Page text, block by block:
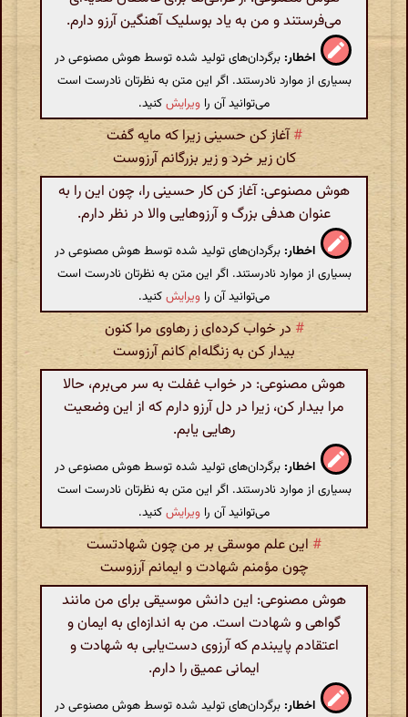
می‌فرستند و من به یاد بوسلیک آهنگین آرزو دارم.
اخطار: برگردان‌های تولید شده توسط هوش مصنوعی در
بسیاری از موارد نادرستند. اگر این متن به نظرتان نادرست است
می‌توانید آن را ویرایشکنید.
#آغاز کن حسینی زیرا که مایه گفت
کان زیر خرد و زیر بزرگانم آرزوست
هوش مصنوعی: آغاز کن کار حسینی را، چون این را به
عنوان هدفی بزرگ و آرزوهایی والا در نظر دارم.
اخطار: برگردان‌های تولید شده توسط هوش مصنوعی در
بسیاری از موارد نادرستند. اگر این متن به نظرتان نادرست است
می‌توانید آن را ویرایشکنید.
# در خواب کرده‌ای ز رهاوی مرا کنون
بیدار کن به زنگله‌ام کانم آرزوست
هوش مصنوعی: در خواب غفلت به سر می‌برم، حالا
مرا بیدار کن، زیرا در دل آرزو دارم که از این وضعیت
رهایی یابم.
اخطار: برگردان‌های تولید شده توسط هوش مصنوعی در
بسیاری از موارد نادرستند. اگر این متن به نظرتان نادرست است
می‌توانید آن را ویرایشکنید.
# این علم موسقی بر من چون شهادتست
چون مؤمنم شهادت و ایمانم آرزوست
هوش مصنوعی: این دانش موسیقی برای من مانند
گواهی و شهادت است. من به اندازه‌ای به ایمان و
اعتقادم پایبندم که آرزوی دست‌یابی به شهادت و
ایمانی عمیق را دارم.
اخطار: برگردان‌های تولید شده توسط هوش مصنوعی در